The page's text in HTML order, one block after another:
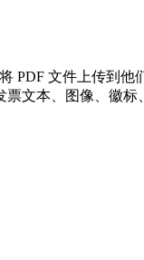
文件上传到他
文本、图像、徽